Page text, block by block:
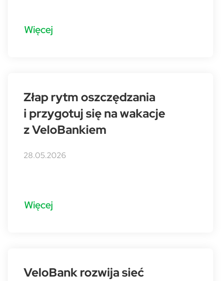
Więcej
Złap rytm oszczędzania
i przygotuj się na wakacje
z VeloBankiem
28.05.2026
Więcej
VeloBank rozwija sieć